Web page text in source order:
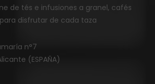
de tés e infusiones a granel, cafés
disfrutar de cada taza
n°7
(ESPAÑA)